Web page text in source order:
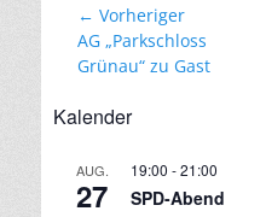
Beitragsnavigation
← Vorheriger
Vorheriger
Beitrag:
AG „Parkschloss
Grünau“ zu Gast
Kalender
AUG.
27
19:00 -21:00
SPD-Abend